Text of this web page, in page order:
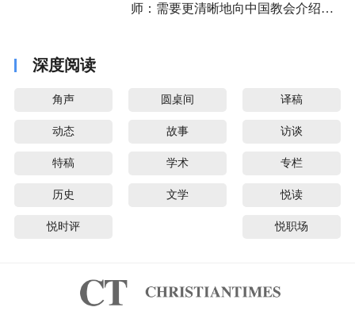
师：需要更清晰地向中国教会介绍福
深度阅读
角声 圆桌间 译稿
动态 故事 访谈
特稿 学术 专栏
历史 文学 悦读
悦时评 悦职场